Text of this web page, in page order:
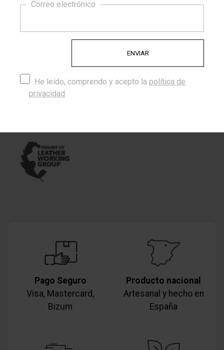
Porque cuando eliges CordónStyle apuestas por lo
Trabajamos con proveedores de cordones que cuentan con
los siguientes certificados:
Pago Seguro
Visa, Mastercard,
Bizum
Producto nacional
Artesanal y hecho en
España
Correo electrónico
He leído, comprendo y acepto la política de
privacidad